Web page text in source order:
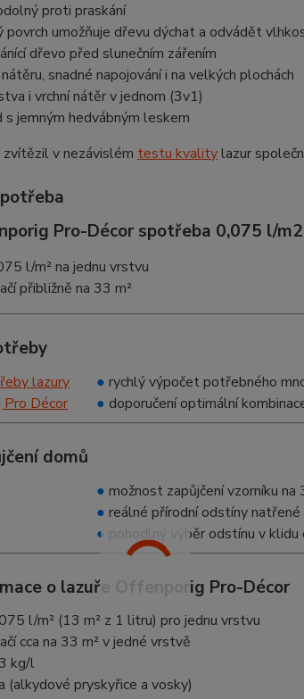
proti praskání
povrch umožňuje dřevu dýchat a odvádět
dřevo před slunečním zářením
snadné napojování i na velkých plochách
i vrchní nátěr v jednom (3v1)
jemným hedvábným leskem
v nezávislém testu kvalitylazur
l/m² na jednu vrstvu
přibližně na 33 m²
● rychlý výpočet potřebného
● doporučení optimální
domů
● možnost zapůjčení vzorníku na
● reálné přírodní odstíny
●
pohodlný výběr odstínu v klidu
o lazuře Offenporig Pro-Décor
l/m² (13 m² z 1 litru) pro jednu vrstvu
cca na 33 m² v jedné vrstvě
kg/l
(alkydové pryskyřice a vosky)